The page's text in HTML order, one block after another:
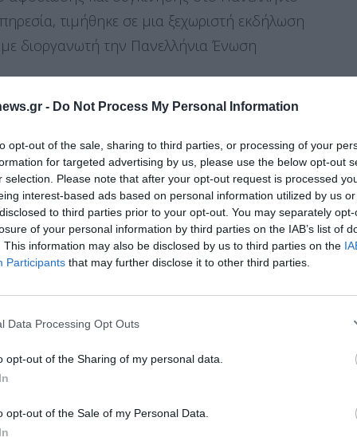
- Do Not Process My Personal Information
opt-out of the sale, sharing to third parties, or processing of your
for targeted advertising by us, please use the below opt-out
selection. Please note that after your opt-out request is processed
interest-based ads based on personal information utilized by us
to third parties prior to your opt-out. You may separately
of your personal information by third parties on the IAB’s list of
This information may also be disclosed by us to third parties on the
Participants that may further disclose it to other third parties.
Data Processing Opt Outs
opt-out of the Sharing of my personal data.
opt-out of the Sale of my Personal Data.
Διαχείριση Συγκατάθεσης
την καλύτερη εμπειρία, χρησιμοποιούμε τεχνολογίες όπως cookies για
θα μας επιτρέψει να επεξεργαστούμε δεδομένα προσωπικού
ή η ανάκληση της συγκατάθεσης, μπορεί να επηρεάσει
λειτουργίες και δυνατότητες.
ΔΕΝ ΑΠΟΔΈΧΟΜΑΙ ΠΡΟΒΟΛΉ
τιμήθηκε σε μια ξεχωριστή εκδήλωση
διοργανωτή την Πανελλήνια Ένωση
θερμά συγχαρητήρια για την
όπου συμμετείχαν πολιτικοί, αθλητές,
να αναγνωριστεί η συμβολή και η
και Παγκόσμιων Πρωταθλητών, που
την αθλητική διάκριση με την αφοσίωση
μας, που με αυτοθυσία και
παραδίδοντας σε όλους μας